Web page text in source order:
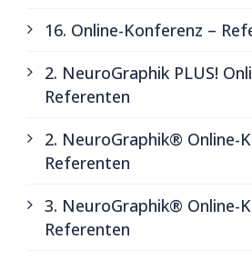
16. Online-Konferenz –
2. NeuroGraphik PLUS!
Referenten
2. NeuroGraphik® Online-
Referenten
3. NeuroGraphik® Online-
Referenten